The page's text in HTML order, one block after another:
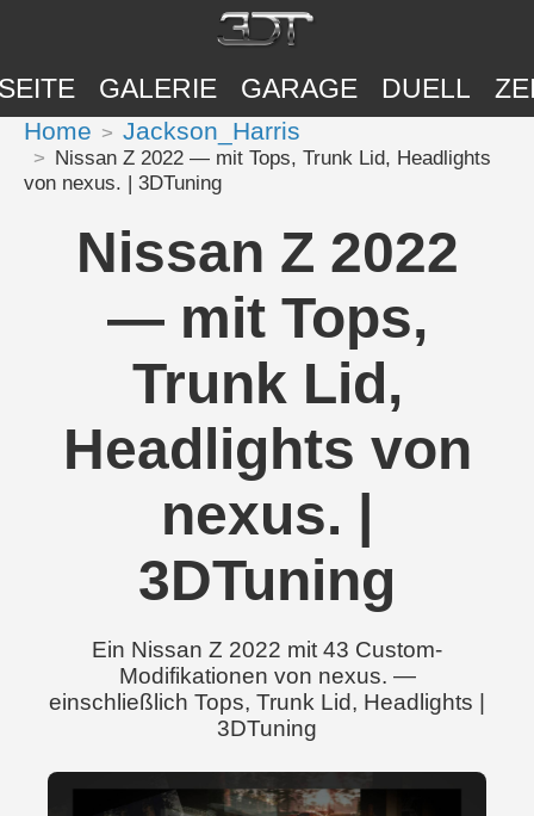
GALERIE GARAGE DUELL
Home Jackson_Harris
Nissan Z 2022 — mit Tops, Trunk Lid, Headlights
von nexus. | 3DTuning
Nissan Z 2022
— mit Tops,
Trunk Lid,
Headlights von
nexus. |
3DTuning
Ein Nissan Z 2022 mit 43 Custom-
Modifikationen von nexus. —
einschließlich Tops, Trunk Lid, Headlights |
3DTuning